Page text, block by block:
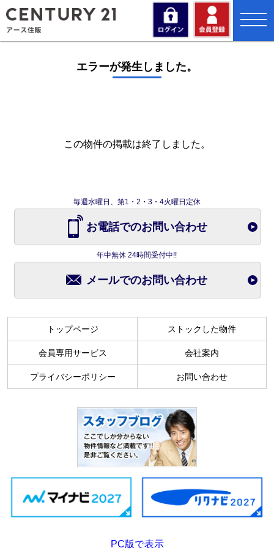
toggle
エラーが発生しました。
この物件の掲載は終了しました。
毎週水曜日、第1・2・3・4火曜日定休
お電話でのお問い合わせ
年中無休 24時間受付中!!
メールでのお問い合わせ
トップページ ストックした物件
会員専用サービス 会社案内
プライバシーポリシー お問い合わせ
PC版で表示